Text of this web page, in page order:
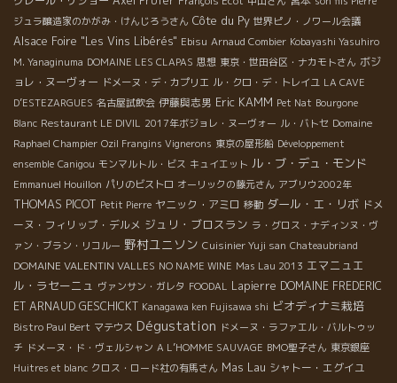
ジュラ醸造家のかがみ・けんじろうさん Côte du Py 世界ピノ・ノワール会議
Alsace Foire "Les Vins Libérés" Ebisu Arnaud Combier Kobayashi Yasuhiro
M. Yanaginuma DOMAINE LES CLAPAS 思想 東京・世田谷区・ナカモトさん ボジ
ョレ・ヌーヴォー ドメーヌ・デ・カプリエ ル・クロ・デ・トレイユ LA CAVE
D’ESTEZARGUES 名古屋試飲会 伊藤與志男 Eric KAMM Pet Nat Bourgone
Blanc Restaurant LE DIVIL 2017年ボジョレ・ヌーヴォー ル・バトセ Domaine
Raphael Champier Ozil Frangins Vignerons 東京の屋形船 Développement
ensemble Canigou モンマルトル・ビス キュイエット ル・ブ・デュ・モンド
Emmanuel Houillon パリのビストロ オーリックの藤元さん アブリウ2002年
THOMAS PICOT Petit Pierre ヤニック・アミロ 移動 ダール・エ・リボ ドメ
ーヌ・フィリップ・デルメ ジュリ・ブロスラン ラ・グロス・ナディンヌ・ヴ
ァン・ブラン・リコルー 野村ユニソン Cuisinier Yuji san Chateaubriand
DOMAINE VALENTIN VALLES NO NAME WINE Mas Lau 2013 エマニュエ
ル・ラセーニュ ヴァンサン・ガレタ FOODAL Lapierre DOMAINE FREDERIC
ET ARNAUD GESCHICKT Kanagawa ken Fujisawa shi ビオディナミ栽培
Bistro Paul Bert マテウス Dégustation ドメーヌ・ラファエル・バルトゥッ
チ ドメーヌ・ド・ヴェルシャン A L’HOMME SAUVAGE BMO聖子さん 東京銀座
Huitres et blanc クロス・ロード社の有馬さん Mas Lau シャトー・エグイユ